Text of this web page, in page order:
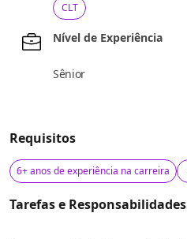
CLT
Nível de Experiência
Sênior
Requisitos
6+ anos de experiência na carreira
Tarefas e Responsabilidades